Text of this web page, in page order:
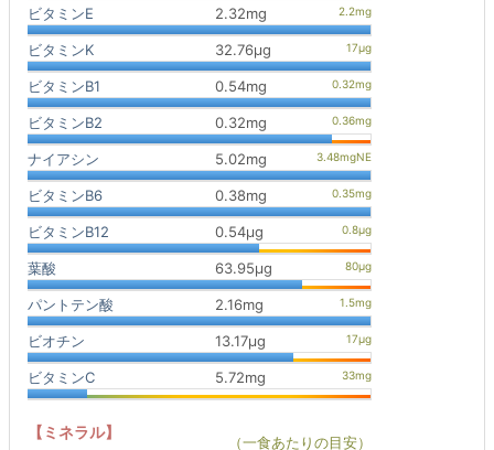
ビタミンE 2.32mg
ビタミンK 32.76μg
ビタミンB1 0.54mg
ビタミンB2 0.32mg
ナイアシン 5.02mg
ビタミンB6 0.38mg
ビタミンB12 0.54μg
葉酸 63.95μg
パントテン酸 2.16mg
ビオチン 13.17μg
ビタミンC 5.72mg
【ミネラル】
（一食あたりの目安）